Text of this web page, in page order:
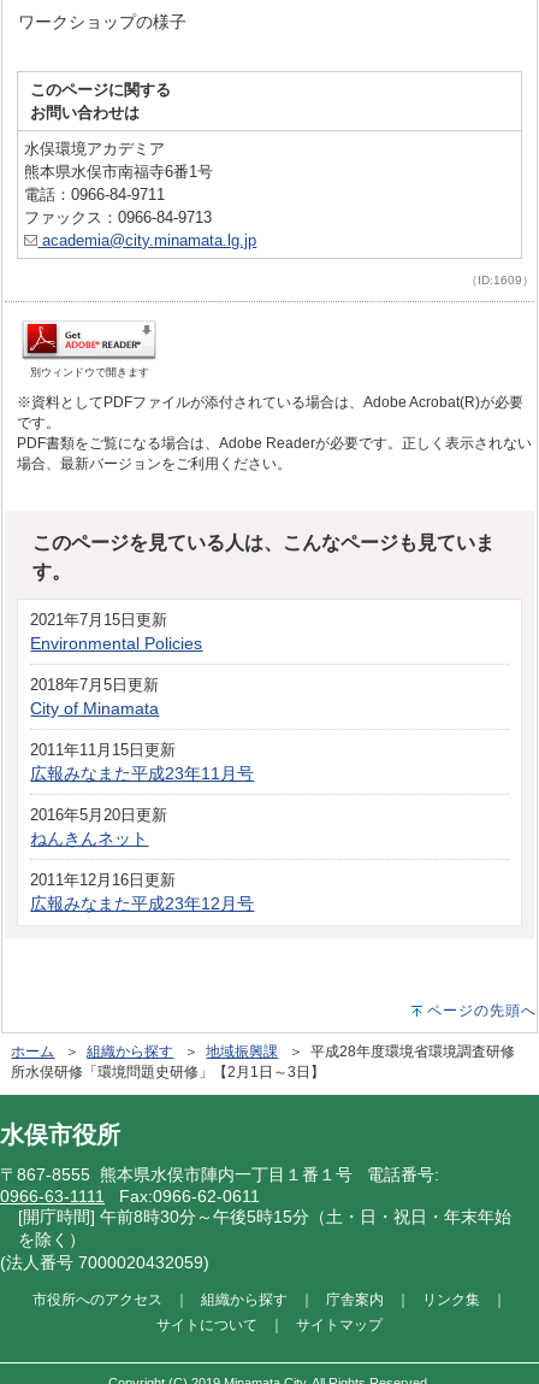
ワークショップの様子
このページに関する
お問い合わせは
水俣環境アカデミア
熊本県水俣市南福寺6番1号
電話：0966-84-9711
ファックス：0966-84-9713
academia@city.minamata.lg.jp
（ID:1609）
別ウィンドウで開きます
※資料としてPDFファイルが添付されている場合は、Adobe Acrobat(R)が必要
です。
PDF書類をご覧になる場合は、Adobe Readerが必要です。正しく表示されない
場合、最新バージョンをご利用ください。
このページを見ている人は、こんなページも見ていま
す。
2021年7月15日更新
Environmental Policies
2018年7月5日更新
City of Minamata
2011年11月15日更新
広報みなまた平成23年11月号
2016年5月20日更新
ねんきんネット
2011年12月16日更新
広報みなまた平成23年12月号
ページの先頭へ
ホーム ＞組織から探す ＞地域振興課 ＞ 平成28年度環境省環境調査研修
所水俣研修「環境問題史研修」【2月1日～3日】
水俣市役所
〒867-8555 熊本県水俣市陣内一丁目１番１号 電話番号:
0966-63-1111 Fax:0966-62-0611
[開庁時間] 午前8時30分～午後5時15分（土・日・祝日・年末年始
を除く）
(法人番号 7000020432059)
市役所へのアクセス 組織から探す 庁舎案内 リンク集
サイトについて
サイトマップ